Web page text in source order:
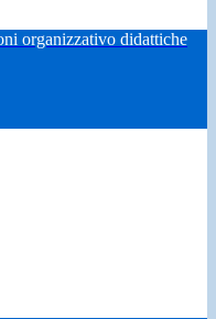
organizzativo didattiche